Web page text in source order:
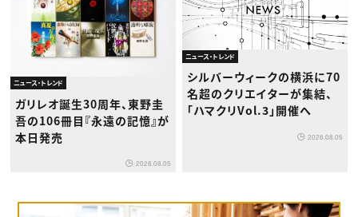
ニュース・トレンド
ガリレオ誕生30周年、東野圭
吾の106冊目『永遠の記憶』が
本日発売
2026.08.05
ニュース・トレンド
シルバーウィークの横浜に70
名超のクリエイターが集結、
「ハマクリVol.3」開催へ
2026.08.05